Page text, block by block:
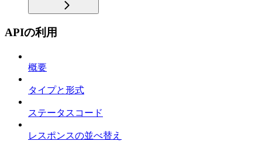
APIの利用
概要
タイプと形式
ステータスコード
レスポンスの並べ替え